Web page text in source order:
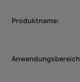
Produktname:
Anwendungsbereich